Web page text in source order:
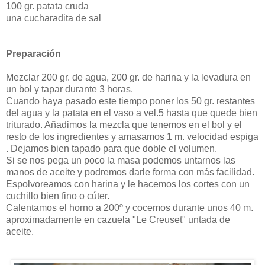
100 gr. patata cruda
una cucharadita de sal
Preparación
Mezclar 200 gr. de agua, 200 gr. de harina y la levadura en
un bol y tapar durante 3 horas.
Cuando haya pasado este tiempo poner los 50 gr. restantes
del agua y la patata en el vaso a vel.5 hasta que quede bien
triturado. Añadimos la mezcla que tenemos en el bol y el
resto de los ingredientes y amasamos 1 m. velocidad espiga
. Dejamos bien tapado para que doble el volumen.
Si se nos pega un poco la masa podemos untarnos las
manos de aceite y podremos darle forma con más facilidad.
Espolvoreamos con harina y le hacemos los cortes con un
cuchillo bien fino o cúter.
Calentamos el horno a 200º y cocemos durante unos 40 m.
aproximadamente en cazuela "Le Creuset" untada de
aceite.